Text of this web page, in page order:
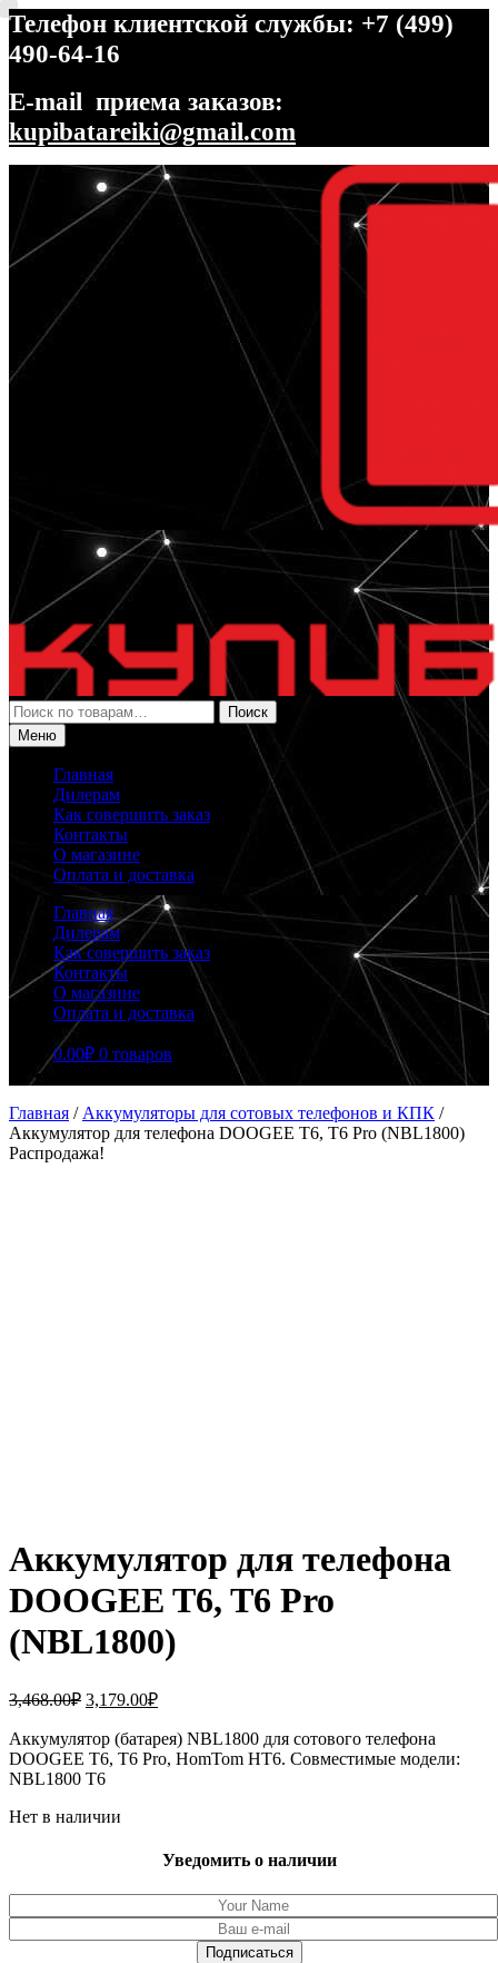
Телефон клиентской службы: +7 (499)
490-64-16
E-mail приема заказов:
kupibatareiki@gmail.com
Перейти
навигации
Перейти
содержимому
Искать:
Поиск
Меню
Главная
Дилерам
Как совершить заказ
Контакты
О магазине
Оплата и доставка
Главная
Дилерам
Как совершить заказ
Контакты
О магазине
Оплата и доставка
0.00₽ 0 товаров
Главная / Аккумуляторы для сотовых телефонов и КПК /
Аккумулятор для телефона DOOGEE T6, T6 Pro (NBL1800)
Распродажа!
Аккумулятор для телефона
DOOGEE T6, T6 Pro
(NBL1800)
3,468.00₽ Первоначальная
составляла
3,468.00₽.
3,179.00₽Текущая
3,179.00₽.
Аккумулятор (батарея) NBL1800 для сотового телефона
DOOGEE T6, T6 Pro, HomTom HT6. Совместимые модели:
NBL1800 T6
Нет в наличии
Уведомить о наличии